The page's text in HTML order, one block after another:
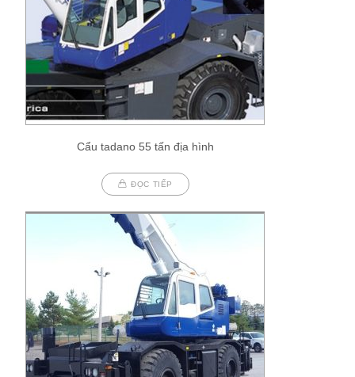
Cẩu tadano 55 tấn địa hình
ĐỌC TIẾP